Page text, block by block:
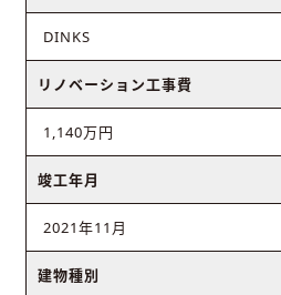
DINKS
リノベーション工事費
1,140万円
竣工年月
2021年11月
建物種別